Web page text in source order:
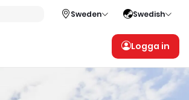
Sweden Swedish
Logga in